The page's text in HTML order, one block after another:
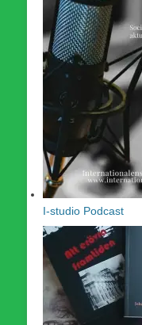
I-studio Podcast